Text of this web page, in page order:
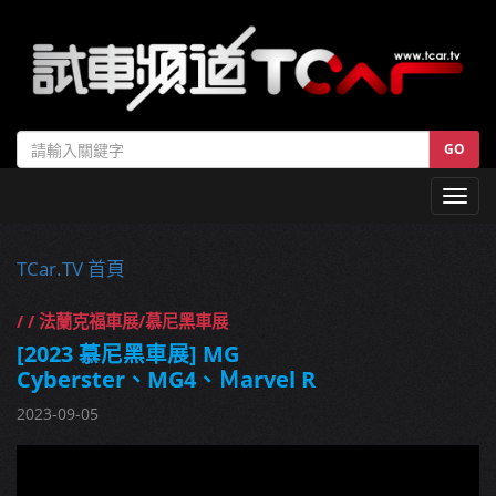
GO
TCar.TV 首頁
/ / 法蘭克福車展/慕尼黑車展
[2023 慕尼黑車展] MG
Cyberster、MG4、Ｍarvel R
2023-09-05